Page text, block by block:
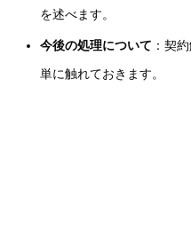
を述べます。
今後の処理について ：契
単に触れておきます。